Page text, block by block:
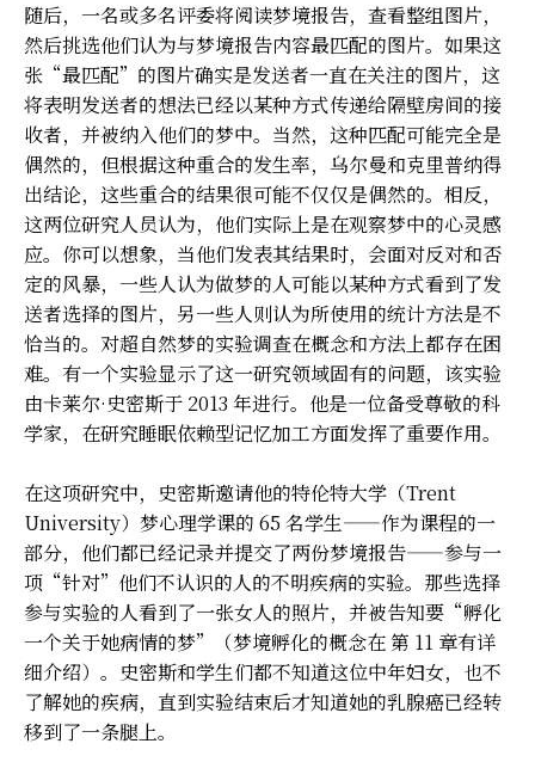
随后，一名或多名评委将阅读梦境报告，查看整组图片，
然后挑选他们认为与梦境报告内容最匹配的图片。如果这
张“最匹配”的图片确实是发送者一直在关注的图片，这
将表明发送者的想法已经以某种方式传递给隔壁房间的接
收者，并被纳入他们的梦中。当然，这种匹配可能完全是
偶然的，但根据这种重合的发生率，乌尔曼和克里普纳得
出结论，这些重合的结果很可能不仅仅是偶然的。相反，
这两位研究人员认为，他们实际上是在观察梦中的心灵感
应。你可以想象，当他们发表其结果时，会面对反对和否
定的风暴，一些人认为做梦的人可能以某种方式看到了发
送者选择的图片，另一些人则认为所使用的统计方法是不
恰当的。对超自然梦的实验调查在概念和方法上都存在困
难。有一个实验显示了这一研究领域固有的问题，该实验
由卡莱尔·史密斯于 2013 年进行。他是一位备受尊敬的科
学家，在研究睡眠依赖型记忆加工方面发挥了重要作用。
在这项研究中，史密斯邀请他的特伦特大学（Trent
University）梦心理学课的 65 名学生——作为课程的一
部分，他们都已经记录并提交了两份梦境报告——参与一
项“针对”他们不认识的人的不明疾病的实验。那些选择
参与实验的人看到了一张女人的照片，并被告知要“孵化
一个关于她病情的梦”（梦境孵化的概念在 第 11 章有详
细介绍）。史密斯和学生们都不知道这位中年妇女，也不
了解她的疾病，直到实验结束后才知道她的乳腺癌已经转
移到了一条腿上。